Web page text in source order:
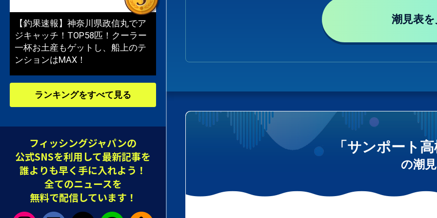
潮見表
「サンポート
の潮
【釣果速報】神奈川県政信丸でア
ジキャッチ！TOP58匹！クーラー
一杯お土産もゲットし、船上のテ
ンションはMAX！
ランキングをすべて見る
フィッシングジャパンの
公式SNSを利用して最新記事を
誰よりも早く手に入れよう！
全てのニュースを
無料で配信しています！